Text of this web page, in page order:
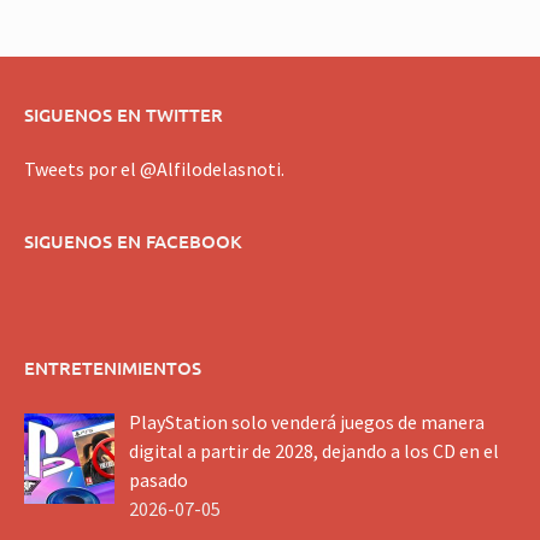
SIGUENOS EN TWITTER
Tweets por el @Alfilodelasnoti.
SIGUENOS EN FACEBOOK
ENTRETENIMIENTOS
PlayStation solo venderá juegos de manera
digital a partir de 2028, dejando a los CD en el
pasado
2026-07-05